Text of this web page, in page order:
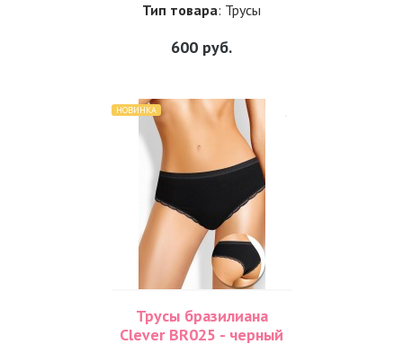
Тип товара: Трусы
600 руб.
НОВИНКА
Трусы бразилиана
Clever BR025 - черный